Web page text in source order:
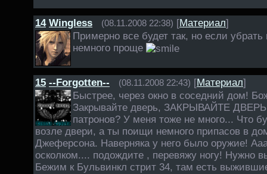
14 Wingless (08.11.2008 22:38) [Материал]
Примерно все будет так, но если
немного проще
15 --Forgotten-- (08.11.2008 22:43) [Материал]
Быстрее, через окно в соседний дом!
Закрывайте дверь, ЗАКРЫВАЙТЕ ДВЕРЬ!
патронов? У меня тоже не много... Что
возле двери, а ты поищи немного припасов в
Джеферсона. Наверняка у него было оружие!
осколком.... подождите , перевяжу ногу! Нужно
Бежим к Бульвинкл стрит 34, там есть